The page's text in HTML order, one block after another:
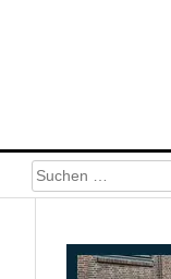
Suchen
nach: